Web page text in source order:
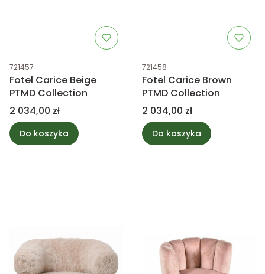
Kod produktu
721457
Fotel Carice Beige
PTMD Collection
Cena
2 034,00 zł
Do koszyka
Kod produktu
721458
Fotel Carice Brown
PTMD Collection
Cena
2 034,00 zł
Do koszyka